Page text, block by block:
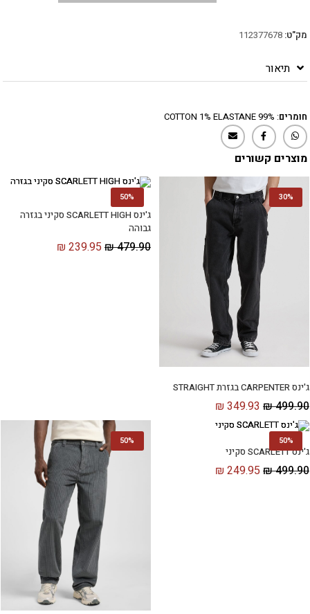
מק"ט:112377678
תיאור
חומרים: 99% COTTON 1% ELASTANE
מוצרים קשורים
30%
ג'ינס CARPENTER בגזרת STRAIGHT
₪499.90
₪ 349.93
50%
ג'ינס SCARLETT HIGH סקיני בגזרה
גבוהה
₪479.90
₪ 239.95
50%
ג'ינס SCARLETT סקיני
₪499.90
₪ 249.95
50%